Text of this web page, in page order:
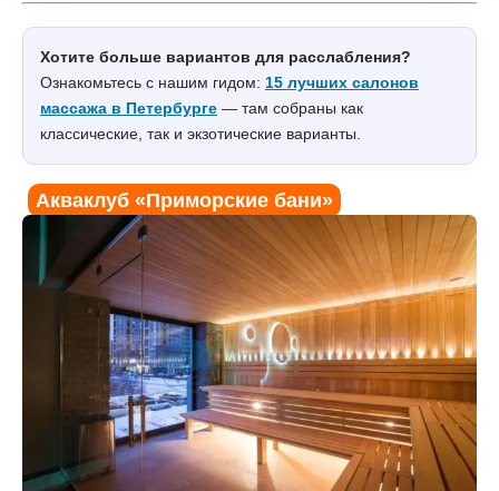
Хотите больше вариантов для расслабления?
Ознакомьтесь с нашим гидом: 15 лучших салонов
массажа в Петербурге — там собраны как
классические, так и экзотические варианты.
Акваклуб «‎Приморские бани»